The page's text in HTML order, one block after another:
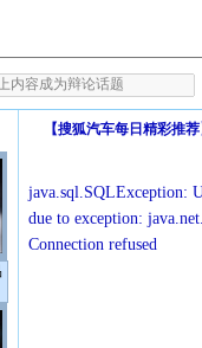
【搜狐汽车每日精彩推荐
java.sql.SQLException:
due to exception:
Connection refused